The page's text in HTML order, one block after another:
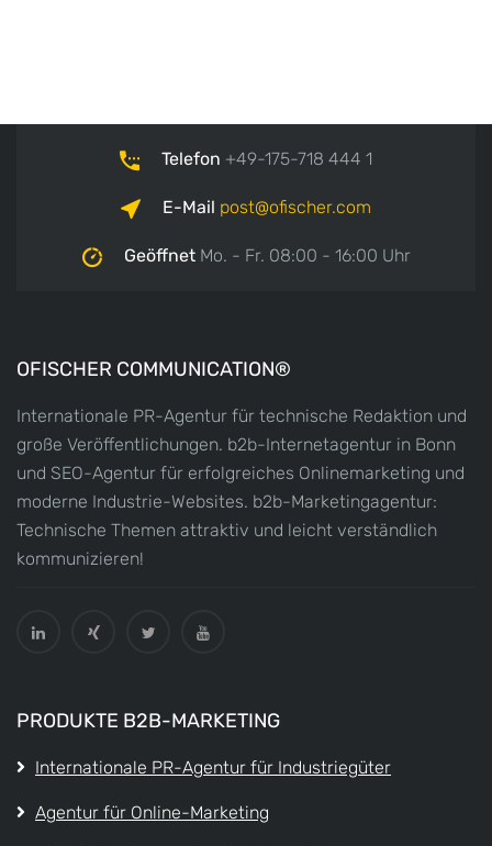
Telefon +49-175-718 444 1
E-Mail post ofischer.com
GeöffnetMo. - Fr. 08:00 - 16:00 Uhr
OFISCHER COMMUNICATION®
Internationale PR-Agentur für technische Redaktion und
große Veröffentlichungen. b2b-Internetagentur in Bonn
und SEO-Agentur für erfolgreiches Onlinemarketing und
moderne Industrie-Websites. b2b-Marketingagentur:
Technische Themen attraktiv und leicht verständlich
kommunizieren!
PRODUKTE B2B-MARKETING
Internationale PR-Agentur für Industriegüter
Agentur für Online-Marketing